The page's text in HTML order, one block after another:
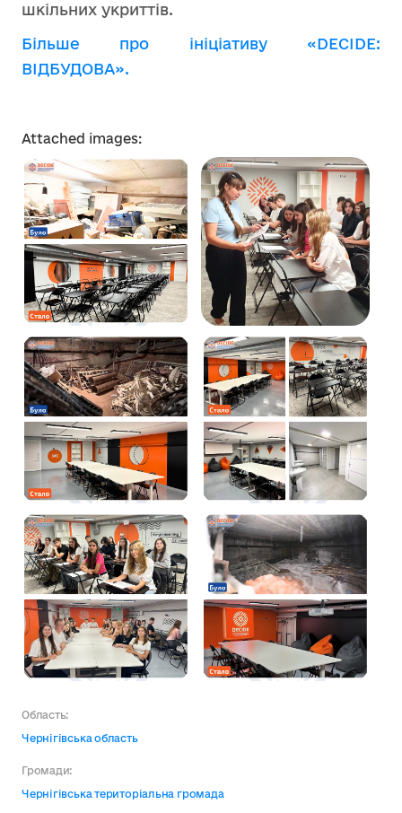
шкільних укриттів.
Більше про ініціативу «DECIDE:
ВІДБУДОВА».
Attached images:
Область:
Чернігівська область
Громади:
Чернігівська територіальна громада